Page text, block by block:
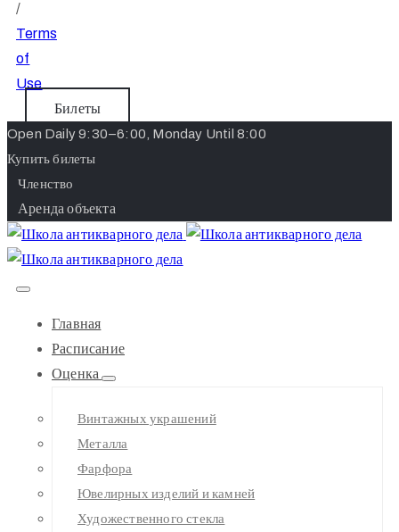
/
Terms
of
Use
Билеты
Open Daily 9:30–6:00, Monday Until 8:00
Купить билеты
Членство
Аренда объекта
Главная
Расписание
Оценка
Винтажных украшений
Металла
Фарфора
Ювелирных изделий и камней
Художественного стекла